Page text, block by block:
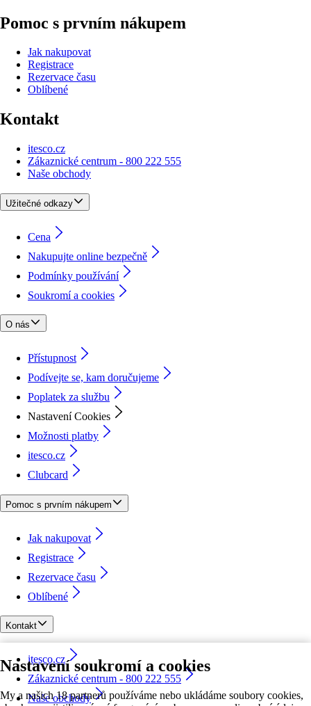
Nastavení soukromí a cookies
My a našich 18 partnerů používáme nebo ukládáme soubory cookies,
Pomoc s prvním nákupem
Jak nakupovat
Registrace
Rezervace času
Oblíbené
Kontakt
itesco.cz
Zákaznické centrum - 800 222 555
Naše obchody
Užitečné odkazy
Cena
Nakupujte online bezpečně
Podmínky používání
Soukromí a cookies
O nás
Přístupnost
Podívejte se, kam doručujeme
Poplatek za službu
Nastavení Cookies
Možnosti platby
itesco.cz
Clubcard
Pomoc s prvním nákupem
Jak nakupovat
Registrace
Rezervace času
Oblíbené
Kontakt
itesco.cz
Zákaznické centrum - 800 222 555
Naše obchody